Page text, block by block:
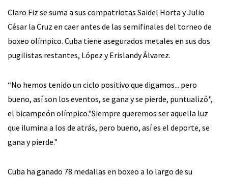
Claro Fiz se suma a sus compatriotas Saidel Horta y Julio
César la Cruz en caer antes de las semifinales del torneo de
boxeo olímpico. Cuba tiene asegurados metales en sus dos
pugilistas restantes, López y Erislandy Álvarez.
“No hemos tenido un ciclo positivo que digamos... pero
bueno, así son los eventos, se gana y se pierde, puntualizó",
el bicampeón olímpico."Siempre queremos ser aquella luz
que ilumina a los de atrás, pero bueno, así es el deporte, se
gana y pierde."
Cuba ha ganado 78 medallas en boxeo a lo largo de su